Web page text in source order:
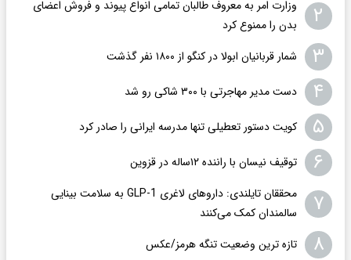
۲
وزارت امر به معروف طالبان تمامی انواع پیوند و فروش اعضای
بدن را ممنوع کرد
۳ شمار قربانیان ابولا در کنگو از ۱۸۰۰ نفر گذشت
۴ دست مدیر مهاجرتی با ۳۰۰ شاکی رو شد
۵ کویت دستور تعطیلی تنها مدرسه ایرانی را صادر کرد
۶ توقیف نیسان با راننده ۱۲ساله در قزوین
۷
محققان تایلندی: داروهای لاغری GLP-1 به سلامت بینایی
سالمندان کمک می‌کنند
۸ تازه ترین وضعیت تنگه هرمز/عکس